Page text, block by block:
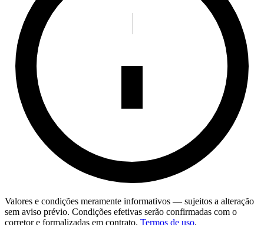
Valores e condições meramente informativos — sujeitos a alteração
sem aviso prévio. Condições efetivas serão confirmadas com o
corretor e formalizadas em contrato. Termos de uso.